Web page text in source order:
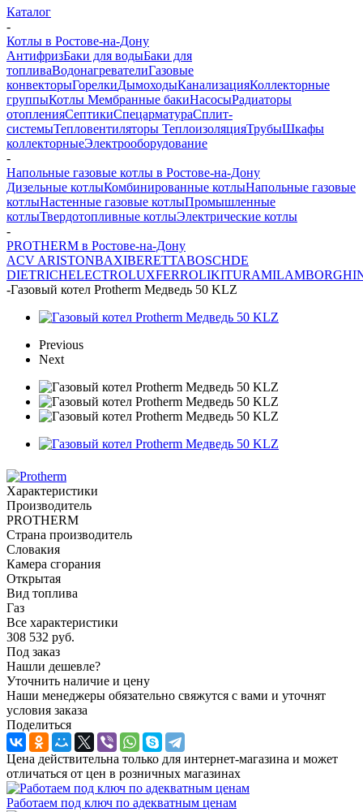
Каталог
-
Котлы в Ростове-на-Дону
АнтифризБаки для водыБаки для
топливаВодонагревателиГазовые
конвекторыГорелкиДымоходыКанализацияКоллекторные
группыКотлы Мембранные бакиНасосыРадиаторы
отопленияСептикиСпецарматураСплит-
системыТепловентиляторы ТеплоизоляцияТрубыШкафы
коллекторныеЭлектрооборудование
-
Напольные газовые котлы в Ростове-на-Дону
Дизельные котлыКомбинированные котлыНапольные газовые
котлыНастенные газовые котлыПромышленные
котлыТвердотопливные котлыЭлектрические котлы
-
PROTHERM в Ростове-на-Дону
ACV ARISTONBAXIBERETTABOSCHDE
DIETRICHELECTROLUXFERROLIKITURAMI
-Газовый котел Protherm Медведь 50 KLZ
Previous
Next
Характеристики
Производитель
PROTHERM
Страна производитель
Словакия
Камера сгорания
Открытая
Вид топлива
Газ
Все характеристики
308 532 руб.
Под заказ
Нашли дешевле?
Уточнить наличие и цену
Наши менеджеры обязательно свяжутся с вами и уточнят
условия заказа
Поделиться
Цена действительна только для интернет-магазина и может
отличаться от цен в розничных магазинах
Работаем под ключ по адекватным ценам